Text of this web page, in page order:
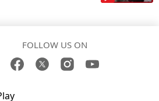
FOLLOW US ON